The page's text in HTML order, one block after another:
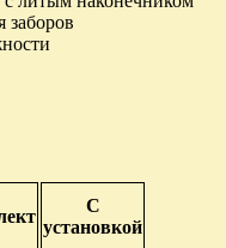
заборов
С
установкой